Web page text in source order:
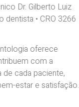
Dr. Gilberto Luiz
dentista • CRO 3266
oferece
com a
de cada paciente,
estar e satisfação.